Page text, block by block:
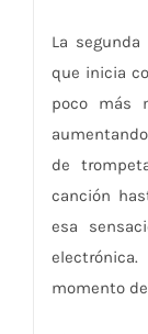
La
que inicia
poco más
de
canción
esa
momento